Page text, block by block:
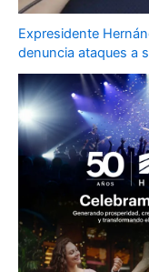
Expresidente
denuncia ataques a